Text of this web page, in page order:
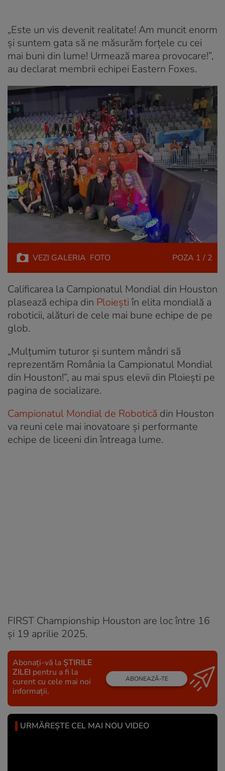
„Este un vis devenit realitate! Am muncit enorm
și suntem gata să ne măsurăm forțele cu cei
mai buni din lume! Urmează marea provocare!”,
au declarat membrii echipei Eastern Foxes.
VEZI GALERIA FOTO POZA 1 / 2
Calificarea la Campionatul Mondial din Houston
plasează echipa din Ploieștiîn elita mondială a
roboticii, alături de cele mai bune echipe de pe
glob.
„Mulțumim tuturor și suntem mândri să
reprezentăm România la Campionatul Mondial
din Houston!”, au mai spus elevii din Ploiești pe
pagina de socializare.
Campionatul Mondial de Robotică din Houston
va reuni cele mai inovatoare și performante
echipe de liceeni din întreaga lume.
FIRST Championship Houston are loc între 16
și 19 aprilie 2025.
Abonați-vă la ȘTIRILE
ZILEI pentru a fi la
curent cu cele mai noi
informații.
ABONEAZĂ-TE
URMĂREȘTE CEL MAI NOU VIDEO